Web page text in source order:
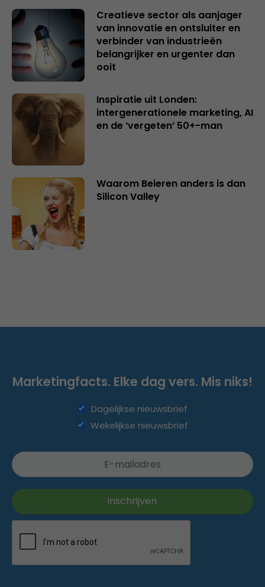
Creatieve sector als aanjager
van innovatie en ontsluiter en
verbinder van industrieën
belangrijker en urgenter dan
ooit
Inspiratie uit Londen:
intergenerationele marketing, AI
en de ‘vergeten’ 50+-man
Waarom Beieren anders is dan
Silicon Valley
Marketingfacts. Elke dag vers. Mis niks!
Dagelijkse nieuwsbrief
Wekelijkse nieuwsbrief